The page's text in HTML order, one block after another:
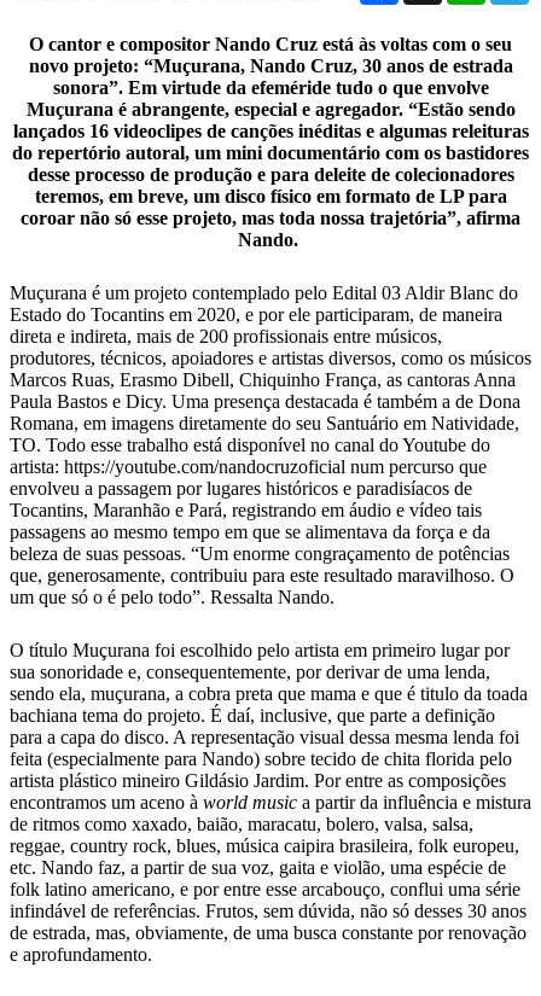
O cantor e compositor Nando Cruz está às voltas com o seu
novo projeto: “Muçurana, Nando Cruz, 30 anos de estrada
sonora”. Em virtude da efeméride tudo o que envolve
Muçurana é abrangente, especial e agregador. “Estão sendo
lançados 16 videoclipes de canções inéditas e algumas releituras
do repertório autoral, um mini documentário com os bastidores
desse processo de produção e para deleite de colecionadores
teremos, em breve, um disco físico em formato de LP para
coroar não só esse projeto, mas toda nossa trajetória”, afirma
Nando.
Muçurana é um projeto contemplado pelo Edital 03 Aldir Blanc do
Estado do Tocantins em 2020, e por ele participaram, de maneira
direta e indireta, mais de 200 profissionais entre músicos,
produtores, técnicos, apoiadores e artistas diversos, como os músicos
Marcos Ruas, Erasmo Dibell, Chiquinho França, as cantoras Anna
Paula Bastos e Dicy. Uma presença destacada é também a de Dona
Romana, em imagens diretamente do seu Santuário em Natividade,
TO. Todo esse trabalho está disponível no canal do Youtube do
artista: https://youtube.com/nandocruzoficial num percurso que
envolveu a passagem por lugares históricos e paradisíacos de
Tocantins, Maranhão e Pará, registrando em áudio e vídeo tais
passagens ao mesmo tempo em que se alimentava da força e da
beleza de suas pessoas. “Um enorme congraçamento de potências
que, generosamente, contribuiu para este resultado maravilhoso. O
um que só o é pelo todo”. Ressalta Nando.
O título Muçurana foi escolhido pelo artista em primeiro lugar por
sua sonoridade e, consequentemente, por derivar de uma lenda,
sendo ela, muçurana, a cobra preta que mama e que é titulo da toada
bachiana tema do projeto. É daí, inclusive, que parte a definição
para a capa do disco. A representação visual dessa mesma lenda foi
feita (especialmente para Nando) sobre tecido de chita florida pelo
artista plástico mineiro Gildásio Jardim. Por entre as composições
encontramos um aceno à world music a partir da influência e mistura
de ritmos como xaxado, baião, maracatu, bolero, valsa, salsa,
reggae, country rock, blues, música caipira brasileira, folk europeu,
etc. Nando faz, a partir de sua voz, gaita e violão, uma espécie de
folk latino americano, e por entre esse arcabouço, conflui uma série
infindável de referências. Frutos, sem dúvida, não só desses 30 anos
de estrada, mas, obviamente, de uma busca constante por renovação
e aprofundamento.